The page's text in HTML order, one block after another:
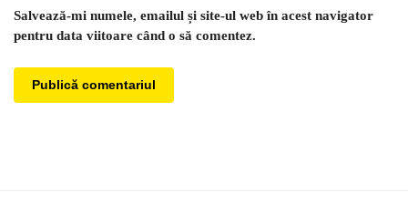
Salvează-mi numele, emailul și site-ul web în acest navigator
pentru data viitoare când o să comentez.